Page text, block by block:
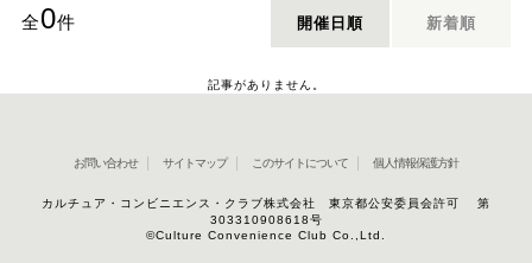
全0件 開催日順 新着順
記事がありません。
お問い合わせ サイトマップ このサイトについて 個人情報保護方針
カルチュア・コンビニエンス・クラブ株式会社 東京都公安委員会許可 第
303310908618号
©Culture Convenience Club Co.,Ltd.